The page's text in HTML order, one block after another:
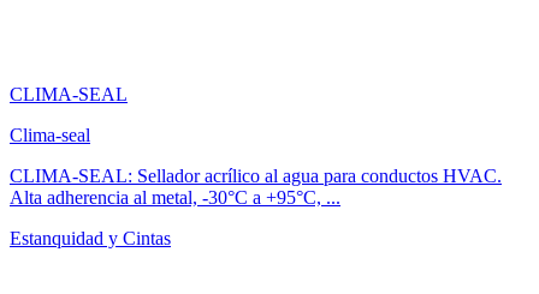
CLIMA-SEAL
Clima-seal
CLIMA-SEAL: Sellador acrílico al agua para conductos HVAC.
Alta adherencia al metal, -30°C a +95°C, ...
Estanquidad y Cintas